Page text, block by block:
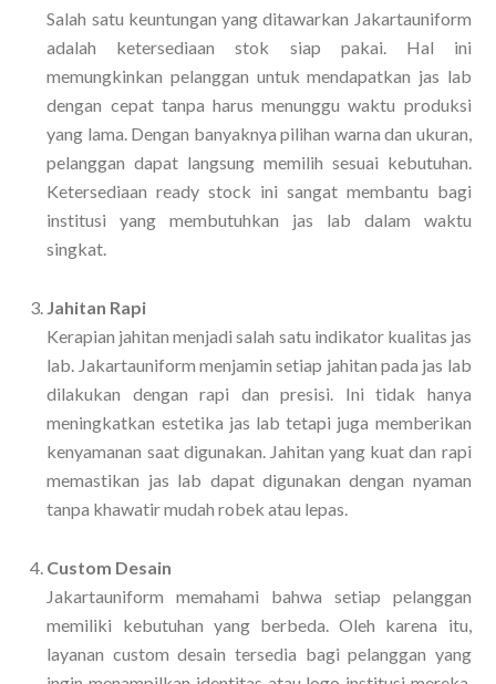
Salah satu keuntungan yang ditawarkan Jakartauniform
adalah ketersediaan stok siap pakai. Hal ini
memungkinkan pelanggan untuk mendapatkan jas lab
dengan cepat tanpa harus menunggu waktu produksi
yang lama. Dengan banyaknya pilihan warna dan ukuran,
pelanggan dapat langsung memilih sesuai kebutuhan.
Ketersediaan ready stock ini sangat membantu bagi
institusi yang membutuhkan jas lab dalam waktu
singkat.
Jahitan Rapi
Kerapian jahitan menjadi salah satu indikator kualitas jas
lab. Jakartauniform menjamin setiap jahitan pada jas lab
dilakukan dengan rapi dan presisi. Ini tidak hanya
meningkatkan estetika jas lab tetapi juga memberikan
kenyamanan saat digunakan. Jahitan yang kuat dan rapi
memastikan jas lab dapat digunakan dengan nyaman
tanpa khawatir mudah robek atau lepas.
Custom Desain
Jakartauniform memahami bahwa setiap pelanggan
memiliki kebutuhan yang berbeda. Oleh karena itu,
layanan custom desain tersedia bagi pelanggan yang